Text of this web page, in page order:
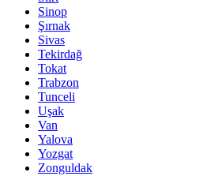
Sinop
Şırnak
Sivas
Tekirdağ
Tokat
Trabzon
Tunceli
Uşak
Van
Yalova
Yozgat
Zonguldak